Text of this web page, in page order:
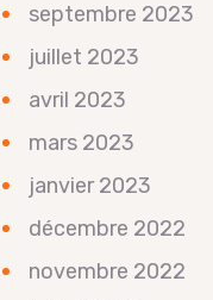
septembre 2023
juillet 2023
avril 2023
mars 2023
janvier 2023
décembre 2022
novembre 2022